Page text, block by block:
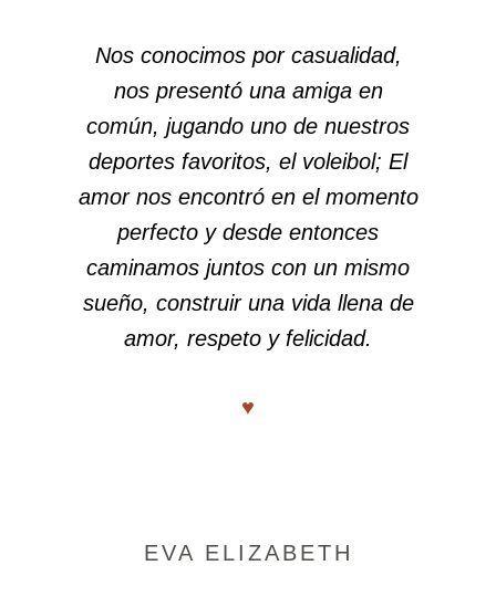
Nos conocimos por casualidad,
nos presentó una amiga en
común, jugando uno de nuestros
deportes favoritos, el voleibol; El
amor nos encontró en el momento
perfecto y desde entonces
caminamos juntos con un mismo
sueño, construir una vida llena de
amor, respeto y felicidad.
♥︎
EVA ELIZABETH